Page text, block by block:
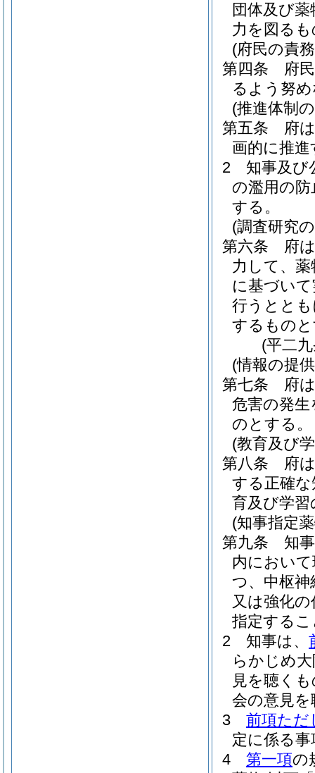
団体及び
力を図る
(府民の責
第四条
府
るよう努
(推進体制
第五条
府
画的に推
2
知事及び
の濫用の
する。
(調査研究
第六条
府
力して、
に基づい
行うとと
するもの
(平二
(情報の提
第七条
府
危害の発
のとする。
(教育及び
第八条
府
する正確
育及び学
(知事指定
第九条
知
内におい
つ、中枢神
又は強化
指定する
2
知事は、
らかじめ
見を聴く
会の意見
3
前項ただ
定に係る
4
第一項の